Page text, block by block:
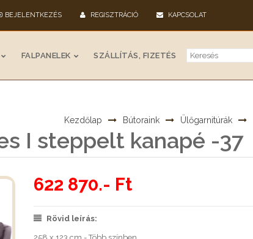
BEJELENTKEZÉS REGISZTRÁCIÓ KAPCSOLAT
FALPANELEK SZÁLLÍTÁS, FIZETÉS
Kezdőlap Bútoraink Ülőgarnitúrák
I steppelt kanapé -37
622 870.- Ft
Rövid leírás: